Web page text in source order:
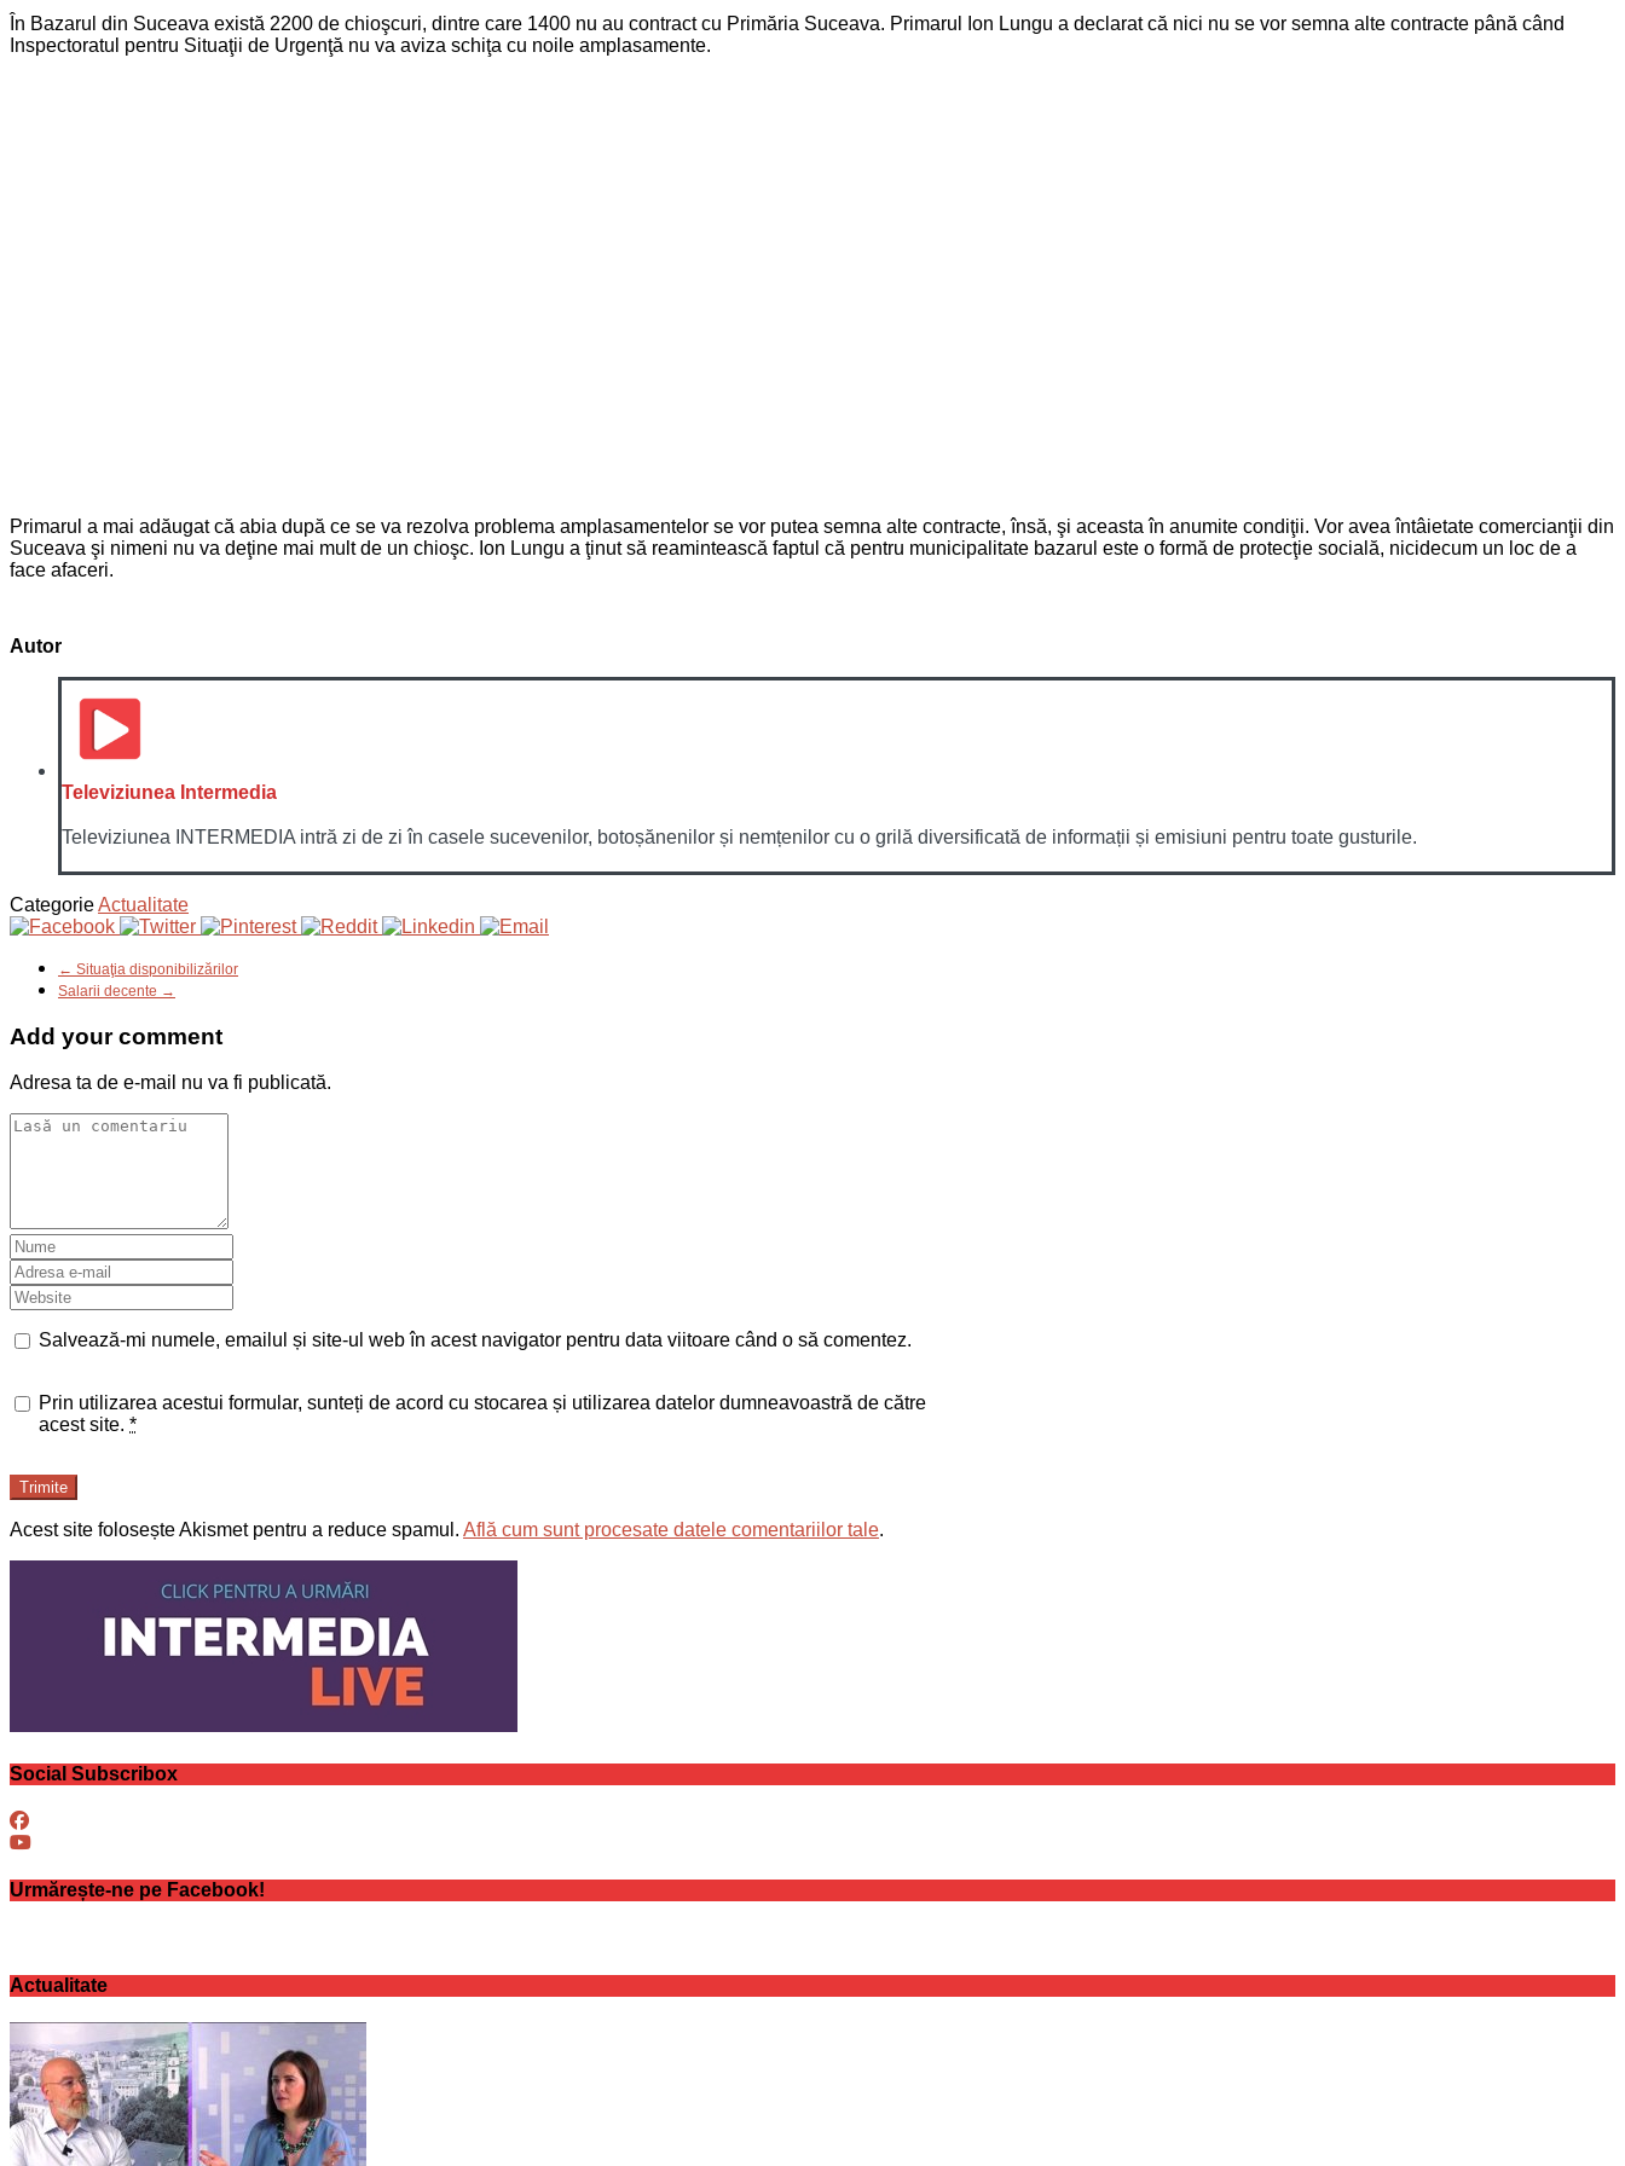
În Bazarul din Suceava există 2200 de chioşcuri, dintre care 1400 nu au contract cu Primăria Suceava. Primarul Ion Lungu a declarat că nici nu se vor semna alte contracte până când
Inspectoratul pentru Situaţii de Urgenţă nu va aviza schiţa cu noile amplasamente.
Primarul a mai adăugat că abia după ce se va rezolva problema amplasamentelor se vor putea semna alte contracte, însă, şi aceasta în anumite condiţii. Vor avea întâietate comercianţii din
Suceava şi nimeni nu va deţine mai mult de un chioşc. Ion Lungu a ţinut să reamintească faptul că pentru municipalitate bazarul este o formă de protecţie socială, nicidecum un loc de a
face afaceri.
Autor
Televiziunea Intermedia
Televiziunea INTERMEDIA intră zi de zi în casele sucevenilor, botoșănenilor și nemțenilor cu o grilă diversificată de informații și emisiuni pentru toate gusturile.
CategorieActualitate
← Situaţia disponibilizărilor
Salarii decente →
Add your comment
Adresa ta de e-mail nu va fi publicată.
Salvează-mi numele, emailul și site-ul web în acest navigator pentru data viitoare când o să comentez.
Prin utilizarea acestui formular, sunteți de acord cu stocarea și utilizarea datelor dumneavoastră de către
acest site. *
Trimite
Acest site folosește Akismet pentru a reduce spamul. Află cum sunt procesate datele comentariilor tale.
Social Subscribox
Urmărește-ne pe Facebook!
Actualitate